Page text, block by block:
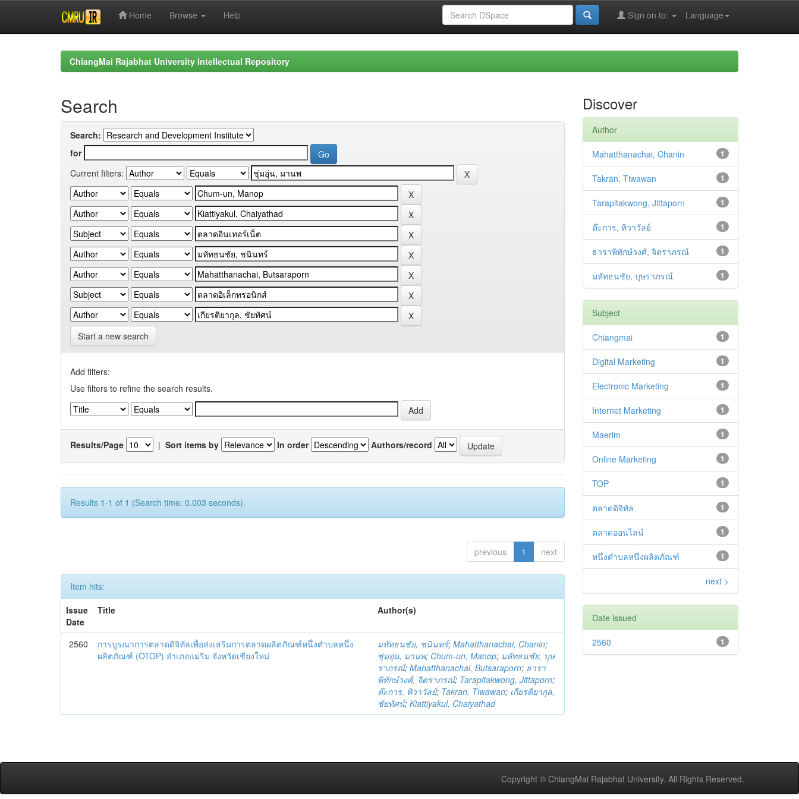
Home Browse Help Language
Sign on to:
ChiangMai Rajabhat University Intellectual Repository
Search
Search:
for
Current filters:
Start a new search
Add filters:
Use filters to refine the search results.
Results/Page | Sort items by In order Authors/record
Results 1-1 of 1 (Search time: 0.003 seconds).
previous 1 next
Item hits:
Issue
Date
Title Author(s)
2560
การบูรณาการตลาดดิจิทัลเพื่อส่งเสริมการตลาดผลิตภัณฑ์หนึ่งตำบลหนึ่ง
ผลิตภัณฑ์ (OTOP) อำเภอแม่ริม จังหวัดเชียงใหม่
มหัทธนชัย, ชนินทร์;Mahatthanachai, Chanin;
ชุ่มอุ่น, มานพ; Chum-un, Manop; มหัทธนชัย, บุษ
ราภรณ์;Mahatthanachai, Butsaraporn; ธารา
พิทักษ์วงศ์, จิตราภรณ์; Tarapitakwong, Jittaporn;
ต๊ะการ, ทิวาวัลย์; Takran, Tiwawan; เกียรติยากุล,
ชัยทัศน์;Kiattiyakul, Chaiyathad
Discover
Author
1
Mahatthanachai, Chanin
1
Takran, Tiwawan
1
Tarapitakwong, Jittaporn
1
ต๊ะการ, ทิวาวัลย์
1
ธาราพิทักษ์วงศ์, จิตราภรณ์
1
มหัทธนชัย, บุษราภรณ์
Subject
1
Chiangmai
1
Digital Marketing
1
Electronic Marketing
1
Internet Marketing
1
Maerim
1
Online Marketing
1
TOP
1
ตลาดดิจิทัล
1
ตลาดออนไลน์
1
หนึ่งตำบลหนึ่งผลิตภัณฑ์
next >
Date issued
1
2560
Copyright © ChiangMai Rajabhat University. All Rights Reserved.